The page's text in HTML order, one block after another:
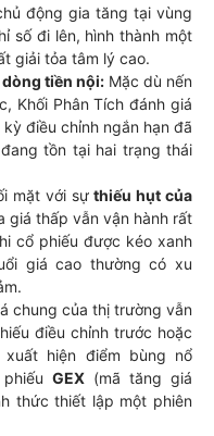
động gia tăng tại vùng
số đi lên, hình thành một
giải tỏa tâm lý cao.
tiền nội: Mặc dù nến
Khối Phân Tích đánh giá
điều chỉnh ngắn hạn đã
tồn tại hai trạng thái
mặt với sựthiếu hụt của
giá thấp vẫn vận hành rất
cổ phiếu được kéo xanh
giá cao thường có xu
chung của thị trường vẫn
điều chỉnh trước hoặc
hiện điểm bùng nổ
GEX (mã tăng giá
thức thiết lập một phiên